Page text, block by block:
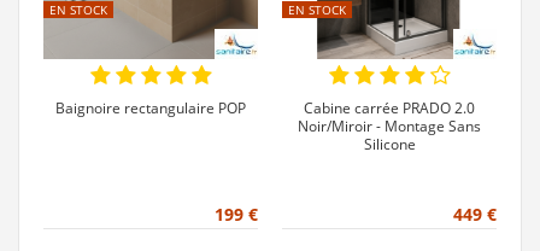
EN STOCK
Baignoire rectangulaire POP
199 €
EN STOCK
Cabine carrée PRADO 2.0
Noir/Miroir - Montage Sans
Silicone
449 €